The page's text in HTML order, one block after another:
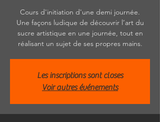
Cours d'initiation d'une demi journée.
Une façons ludique de découvrir l’art du
sucre artistique en une journée, tout en
réalisant un sujet de ses propres mains.
Les inscriptions sont closes
Voir autres événements